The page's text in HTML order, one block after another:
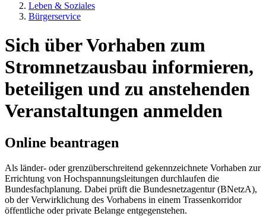
Leben & Soziales
Bürgerservice
Sich über Vorhaben zum
Stromnetzausbau informieren,
beteiligen und zu anstehenden
Veranstaltungen anmelden
Online beantragen
Als länder- oder grenzüberschreitend gekennzeichnete Vorhaben zur
Errichtung von Hochspannungsleitungen durchlaufen die
Bundesfachplanung. Dabei prüft die Bundesnetzagentur (BNetzA),
ob der Verwirklichung des Vorhabens in einem Trassenkorridor
öffentliche oder private Belange entgegenstehen.